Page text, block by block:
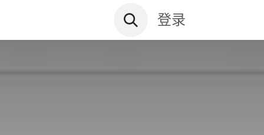
关于远鼎 登录